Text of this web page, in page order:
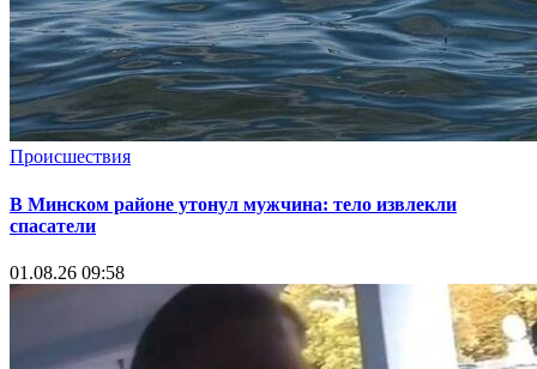
Происшествия
В Минском районе утонул мужчина: тело извлекли
спасатели
01.08.26 09:58